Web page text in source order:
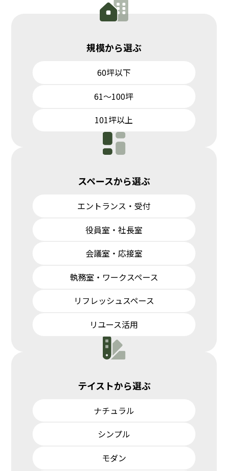
規模から選ぶ
60坪以下
61～100坪
101坪以上
スペースから選ぶ
エントランス・受付
役員室・社長室
会議室・応接室
執務室・ワークスペース
リフレッシュスペース
リユース活用
テイストから選ぶ
ナチュラル
シンプル
モダン